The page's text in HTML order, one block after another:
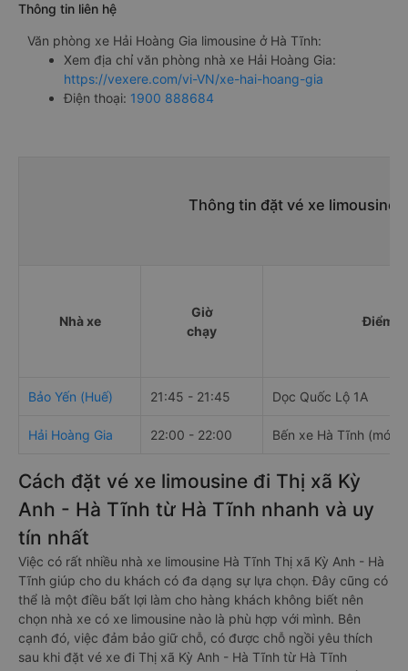
Thông tin liên hệ
Văn phòng xe Hải Hoàng Gia limousine ở Hà Tĩnh:
Xem địa chỉ văn phòng nhà xe Hải Hoàng Gia:
https://vexere.com/vi-VN/xe-hai-hoang-gia
Điện thoại: 1900 888684
Thông tin đặt vé xe limousine
Nhà xe
Giờ
chạy
Điểm đi
Bảo Yến (Huế) 21:45 - 21:45 Dọc Quốc Lộ 1A
Hải Hoàng Gia 22:00 - 22:00 Bến xe Hà Tĩnh (mới)
Cách đặt vé xe limousine đi Thị xã Kỳ
Anh - Hà Tĩnh từ Hà Tĩnh nhanh và uy
tín nhất
Việc có rất nhiều nhà xe limousine Hà Tĩnh Thị xã Kỳ Anh - Hà
Tĩnh giúp cho du khách có đa dạng sự lựa chọn. Đây cũng có
thể là một điều bất lợi làm cho hàng khách không biết nên
chọn nhà xe có xe limousine nào là phù hợp với mình. Bên
cạnh đó, việc đảm bảo giữ chỗ, có được chỗ ngồi yêu thích
sau khi đặt vé xe đi Thị xã Kỳ Anh - Hà Tĩnh từ Hà Tĩnh